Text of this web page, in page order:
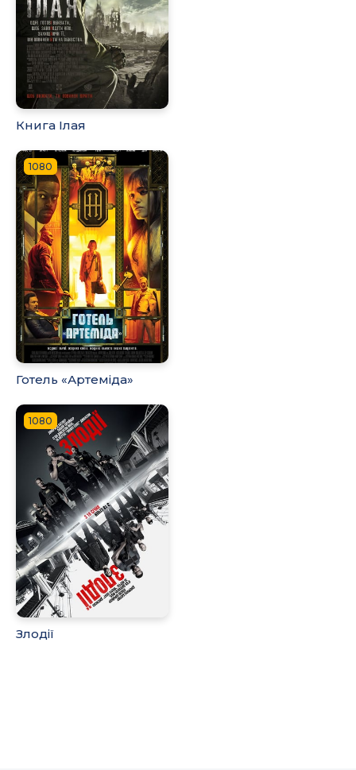
Книга Ілая
1080
Готель «Артеміда»
1080
Злодії